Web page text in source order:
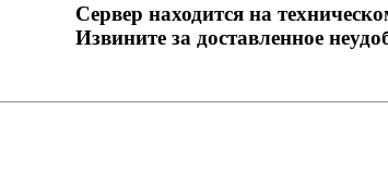
Сервер находится на
Извините за доставленное